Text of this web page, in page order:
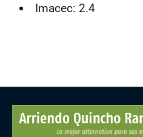
Imacec: 2.4